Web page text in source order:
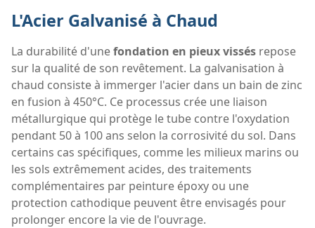
L'Acier Galvanisé à Chaud
La durabilité d'unefondation en pieux vissés repose
sur la qualité de son revêtement. La galvanisation à
chaud consiste à immerger l'acier dans un bain de zinc
en fusion à 450°C. Ce processus crée une liaison
métallurgique qui protège le tube contre l'oxydation
pendant 50 à 100 ans selon la corrosivité du sol. Dans
certains cas spécifiques, comme les milieux marins ou
les sols extrêmement acides, des traitements
complémentaires par peinture époxy ou une
protection cathodique peuvent être envisagés pour
prolonger encore la vie de l'ouvrage.